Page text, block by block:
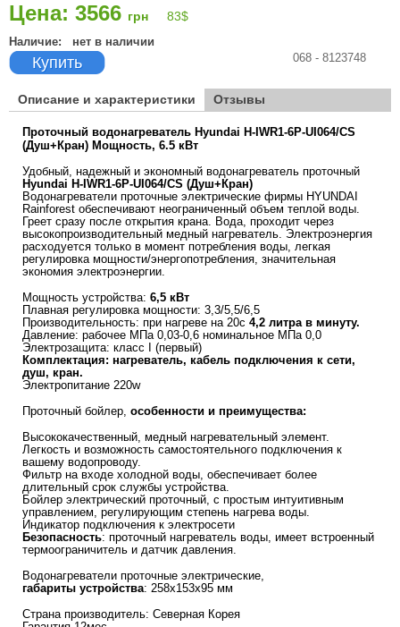
Цена: 3566 грн 83$
Наличие: нет в наличии
Купить 068 - 8123748
Описание и характеристики Отзывы
Проточный водонагреватель Hyundai H-IWR1-6P-UI064/CS
(Душ+Кран) Мощность, 6.5 кВт
Удобный, надежный и экономный водонагреватель проточный
Hyundai H-IWR1-6P-UI064/CS (Душ+Кран)
Водонагреватели проточные электрические фирмы HYUNDAI
Rainforest обеспечивают неограниченный объем теплой воды.
Греет сразу после открытия крана. Вода, проходит через
высокопроизводительный медный нагреватель. Электроэнергия
расходуется только в момент потребления воды, легкая
регулировка мощности/энергопотребления, значительная
экономия электроэнергии.
Мощность устройства: 6,5 кВт
Плавная регулировка мощности: 3,3/5,5/6,5
Производительность: при нагреве на 20с 4,2 литра в минуту.
Давление: рабочее МПа 0,03-0,6 номинальное МПа 0,0
Электрозащита: класс I (первый)
Комплектация: нагреватель, кабель подключения к сети,
душ, кран.
Электропитание 220w
Проточный бойлер, особенности и преимущества:
Высококачественный, медный нагревательный элемент.
Легкость и возможность самостоятельного подключения к
вашему водопроводу.
Фильтр на входе холодной воды, обеспечивает более
длительный срок службы устройства.
Бойлер электрический проточный, с простым интуитивным
управлением, регулирующим степень нагрева воды.
Индикатор подключения к электросети
Безопасность: проточный нагреватель воды, имеет встроенный
термоограничитель и датчик давления.
Водонагреватели проточные электрические,
габариты устройства: 258x153x95 мм
Страна производитель: Северная Корея